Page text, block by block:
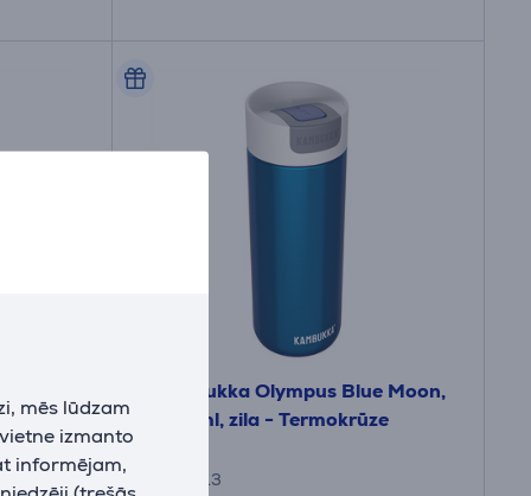
mēs lūdzam
izmanto
informējam,
lillā -
Kambukka Olympus Blue Moon,
500 ml, zila - Termokrūze
11-02013